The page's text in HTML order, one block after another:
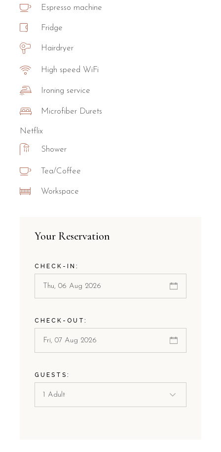
Espresso machine
Fridge
Hairdryer
High speed WiFi
Ironing service
Microfiber Durets
Netflix
Shower
Tea/Coffee
Workspace
Your Reservation
CHECK-IN:
CHECK-OUT:
GUESTS: